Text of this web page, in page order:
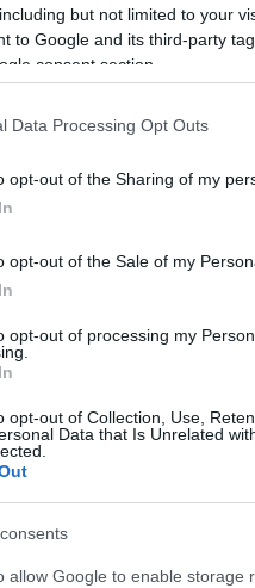
but not limited to your
to Google and its third-party
consent section.
Data Processing Opt Outs
opt-out of the Sharing of my
opt-out of the Sale of my
opt-out of processing my
opt-out of Collection, Use,
Data that Is Unrelated
allow Google to enable storage
οδήγησης